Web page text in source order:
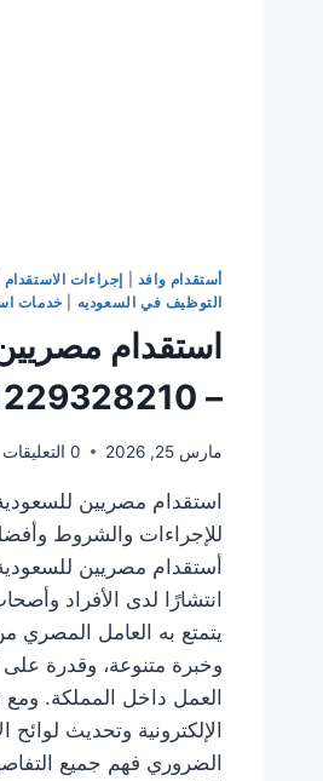
أستقدام وافد إجراءات الاستقدام
التوظيف في السعوديه
خدمات
استقدام
– 01229328210
مارس 25, 2026 0 التعليقات
استقدام مصريين
للإجراءات والشروط
أستقدام مصريين
انتشارًا لدى الأفراد
يتمتع به العامل المصري
وخبرة متنوعة، وقدرة على
العمل داخل المملكة. ومع
الإلكترونية وتحديث
الضروري فهم جميع